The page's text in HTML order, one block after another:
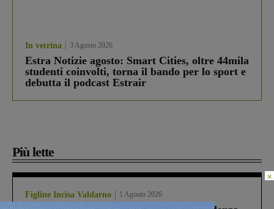
In vetrina 3 Agosto 2026
Estra Notizie agosto: Smart Cities, oltre 44mila
studenti coinvolti, torna il bando per lo sport e
debutta il podcast Estrair
Più lette
Figline Incisa Valdarno 1 Agosto 2026
×